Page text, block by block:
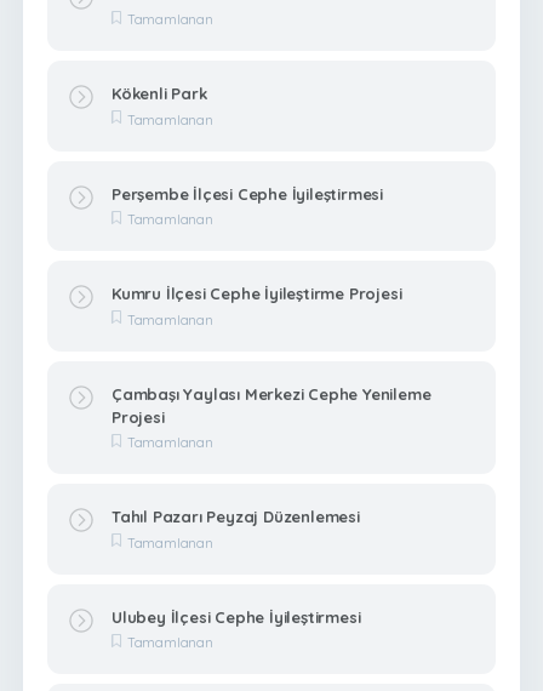
Tamamlanan
Kökenli Park
Tamamlanan
Perşembe İlçesi Cephe İyileştirmesi
Tamamlanan
Kumru İlçesi Cephe İyileştirme Projesi
Tamamlanan
Çambaşı Yaylası Merkezi Cephe Yenileme
Projesi
Tamamlanan
Tahıl Pazarı Peyzaj Düzenlemesi
Tamamlanan
Ulubey İlçesi Cephe İyileştirmesi
Tamamlanan